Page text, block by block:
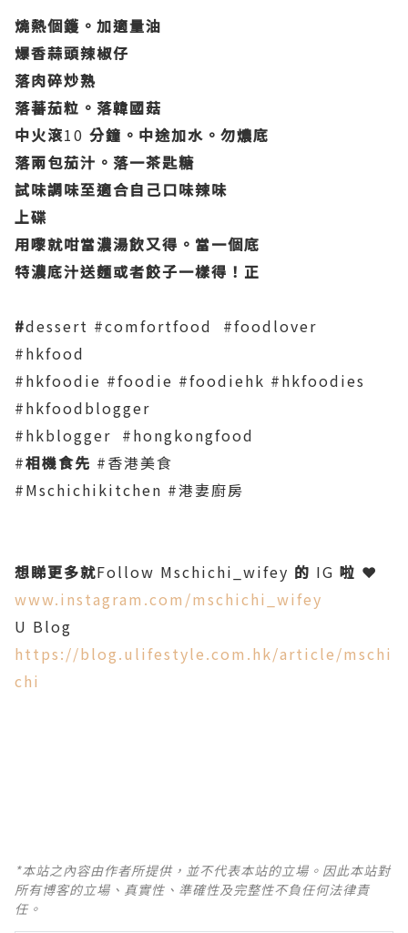
燒熱個鑊。加適量油
爆香蒜頭辣椒仔
落肉碎炒熟
落蕃茄粒。落韓國菇
中火滾10 分鐘。中途加水。勿燶底
落兩包茄汁。落一茶匙糖
試味調味至適合自己口味辣味
上碟
用嚟就咁當濃湯飲又得。當一個底
特濃底汁送麵或者餃子一樣得！正
#dessert #comfortfood #foodlover
#hkfood
#hkfoodie #foodie #foodiehk #hkfoodies
#hkfoodblogger
#hkblogger #hongkongfood
#相機食先 #香港美食
#Mschichikitchen #港妻廚房
想睇更多就Follow Mschichi_wifey 的 IG 啦 ❤️
www.instagram.com/mschichi_wifey
U Blog
https://blog.ulifestyle.com.hk/article/mschi
chi
*本站之內容由作者所提供，並不代表本站的立場。因此本站對
所有博客的立場、真實性、準確性及完整性不負任何法律責
任。